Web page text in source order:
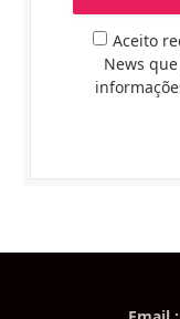
Aceito
News